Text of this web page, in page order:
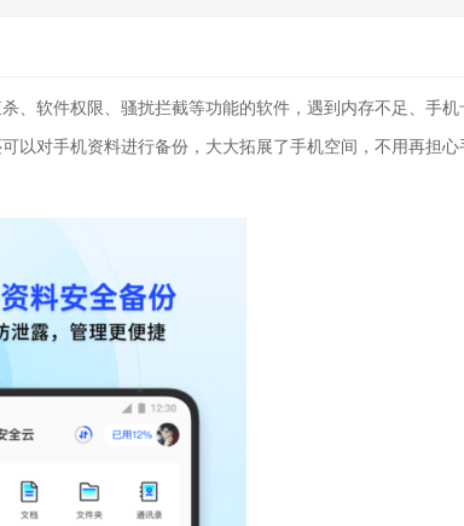
、软件权限、骚扰拦截等功能的软件，遇到内存不足、手机
以对手机资料进行备份，大大拓展了手机空间，不用再担心